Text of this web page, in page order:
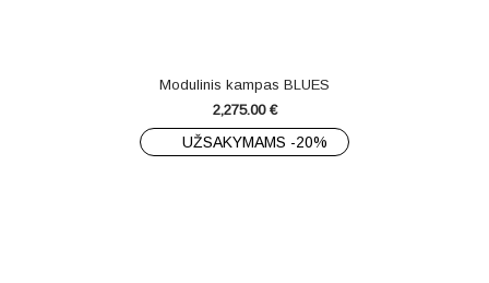
Modulinis kampas BLUES
2,275.00 €
UŽSAKYMAMS -20%